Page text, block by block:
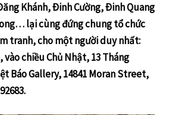
Khánh, Ðinh Cường, Ðinh Quang
lại cùng đứng chung tổ chức
tranh, cho một người duy nhất:
vào chiều Chủ Nhật, 13 Tháng
Báo Gallery, 14841 Moran Street,